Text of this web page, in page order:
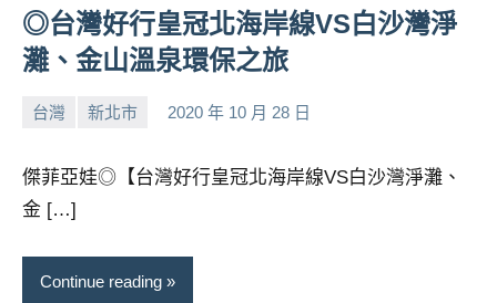
目
來
News
號
節
底、
◎台灣好行皇冠北海岸線VS白沙灣淨
灘、金山溫泉環保之旅
台灣 新北市 2020 年 10 月 28 日
小
No
傑菲亞娃◎【台灣好行皇冠北海岸線VS白沙灣淨灘、
金 […]
Continue reading